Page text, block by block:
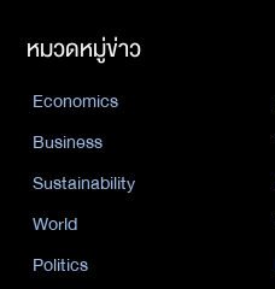
หมวดหมู่ข่าว
Economics
Business
Sustainability
World
Politics